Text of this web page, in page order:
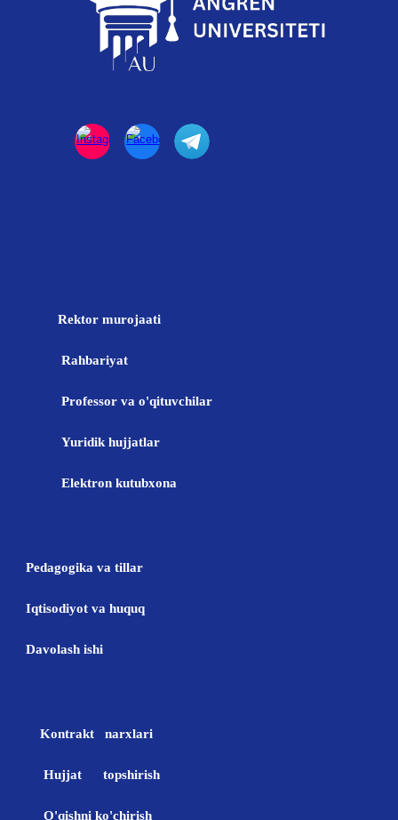
Rektor murojaati
Rahbariyat
Professor va o'qituvchilar
Yuridik hujjatlar
Elektron kutubxona
Pedagogika va tillar
Iqtisodiyot va huquq
Davolash ishi
Kontrakt narxlari
Hujjat topshirish
O'qishni ko'chirish